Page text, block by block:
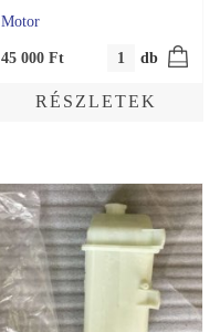
Motor
45 000 Ft db
RÉSZLETEK